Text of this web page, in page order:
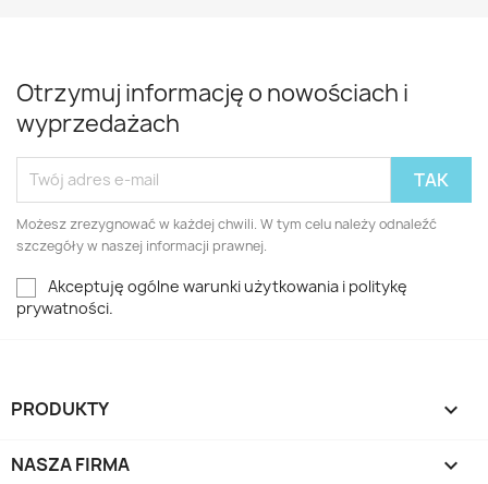
Otrzymuj informację o nowościach i
wyprzedażach
Możesz zrezygnować w każdej chwili. W tym celu należy odnaleźć
szczegóły w naszej informacji prawnej.
Akceptuję ogólne warunki użytkowania i politykę
prywatności.
PRODUKTY 
NASZA FIRMA 